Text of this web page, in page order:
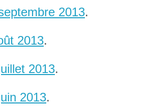
2013.
2013.
2013.
2013.